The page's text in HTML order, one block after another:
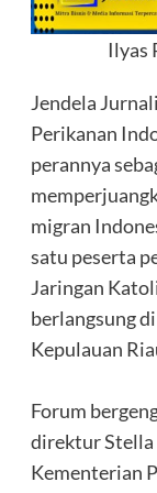
Ilyas
Jendela
Perikanan
perannya
migran
satu peserta
Jaringan
berlangsung
Kepulauan
‎Forum
direktur Stella
Kementerian